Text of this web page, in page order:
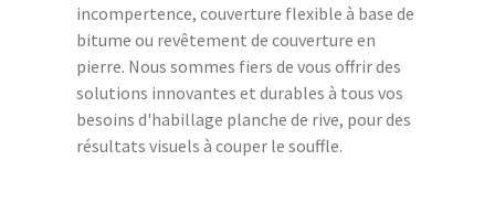
incompertence, couverture flexible à base de
bitume ou revêtement de couverture en
pierre. Nous sommes fiers de vous offrir des
solutions innovantes et durables à tous vos
besoins d'habillage planche de rive, pour des
résultats visuels à couper le souffle.